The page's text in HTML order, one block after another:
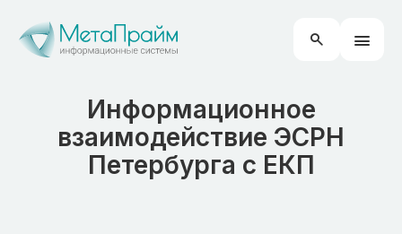
Информационное
взаимодействие ЭСРН
Петербурга с ЕКП